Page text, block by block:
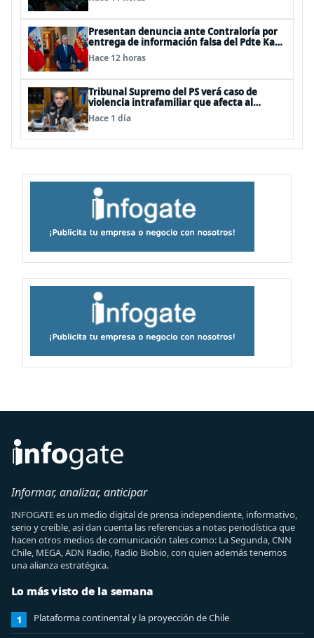
Presentan denuncia ante Contraloría por
entrega de información falsa del Pdte Kast
en cadena nacional
Hace 12 horas
Tribunal Supremo del PS verá caso de
violencia intrafamiliar que afecta al
senador Fidel Espinoza
Hace 1 día
Informar, analizar, anticipar
INFOGATE es un medio digital de prensa independiente, informativo,
serio y creíble, así dan cuenta las referencias a notas periodística que
hacen otros medios de comunicación tales como: La Segunda, CNN
Chile, MEGA, ADN Radio, Radio Biobio, con quien además tenemos
una alianza estratégica.
Lo más visto de la semana
1 Plataforma continental y la proyección de Chile